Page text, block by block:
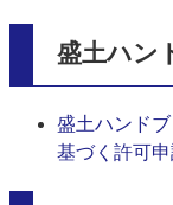
盛土ハン
盛土ハンド
基づく許可申